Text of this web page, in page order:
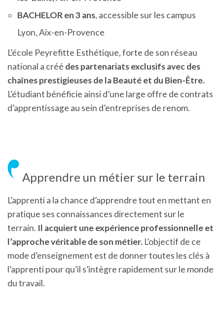
BACHELOR en 3 ans, accessible sur les campus
Lyon, Aix-en-Provence
L’école Peyrefitte Esthétique, forte de son réseau
national a créé des partenariats exclusifs avec des
chaînes prestigieuses de la Beauté et du Bien-Être.
L’étudiant bénéficie ainsi d’une large offre de contrats
d’apprentissage au sein d’entreprises de renom.
Apprendre un métier sur le terrain
L’apprenti a la chance d’apprendre tout en mettant en
pratique ses connaissances directement sur le
terrain. Il acquiert une expérience professionnelle et
l’approche véritable de son métier. L’objectif de ce
mode d’enseignement est de donner toutes les clés à
l’apprenti pour qu’il s’intègre rapidement sur le monde
du travail.